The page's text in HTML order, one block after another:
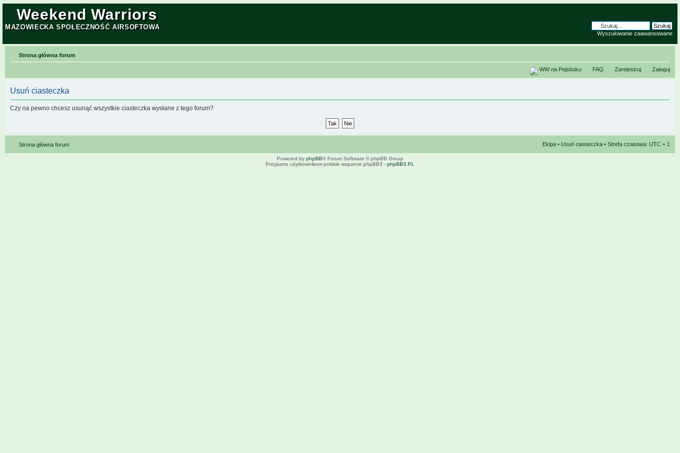
Weekend Warriors
MAZOWIECKA SPOŁECZNOŚĆ AIRSOFTOWA
Wyszukiwanie zaawansowane
Strona główna forum
WW na Pejsbuku FAQ Zarejestruj Zaloguj
Usuń ciasteczka
Czy na pewno chcesz usunąć wszystkie ciasteczka wysłane z tego forum?
Strona główna forum Ekipa • Usuń ciasteczka • Strefa czasowa: UTC + 1
Powered by phpBB® Forum Software © phpBB Group
Przyjazne użytkownikom polskie wsparcie phpBB3 - phpBB3.PL